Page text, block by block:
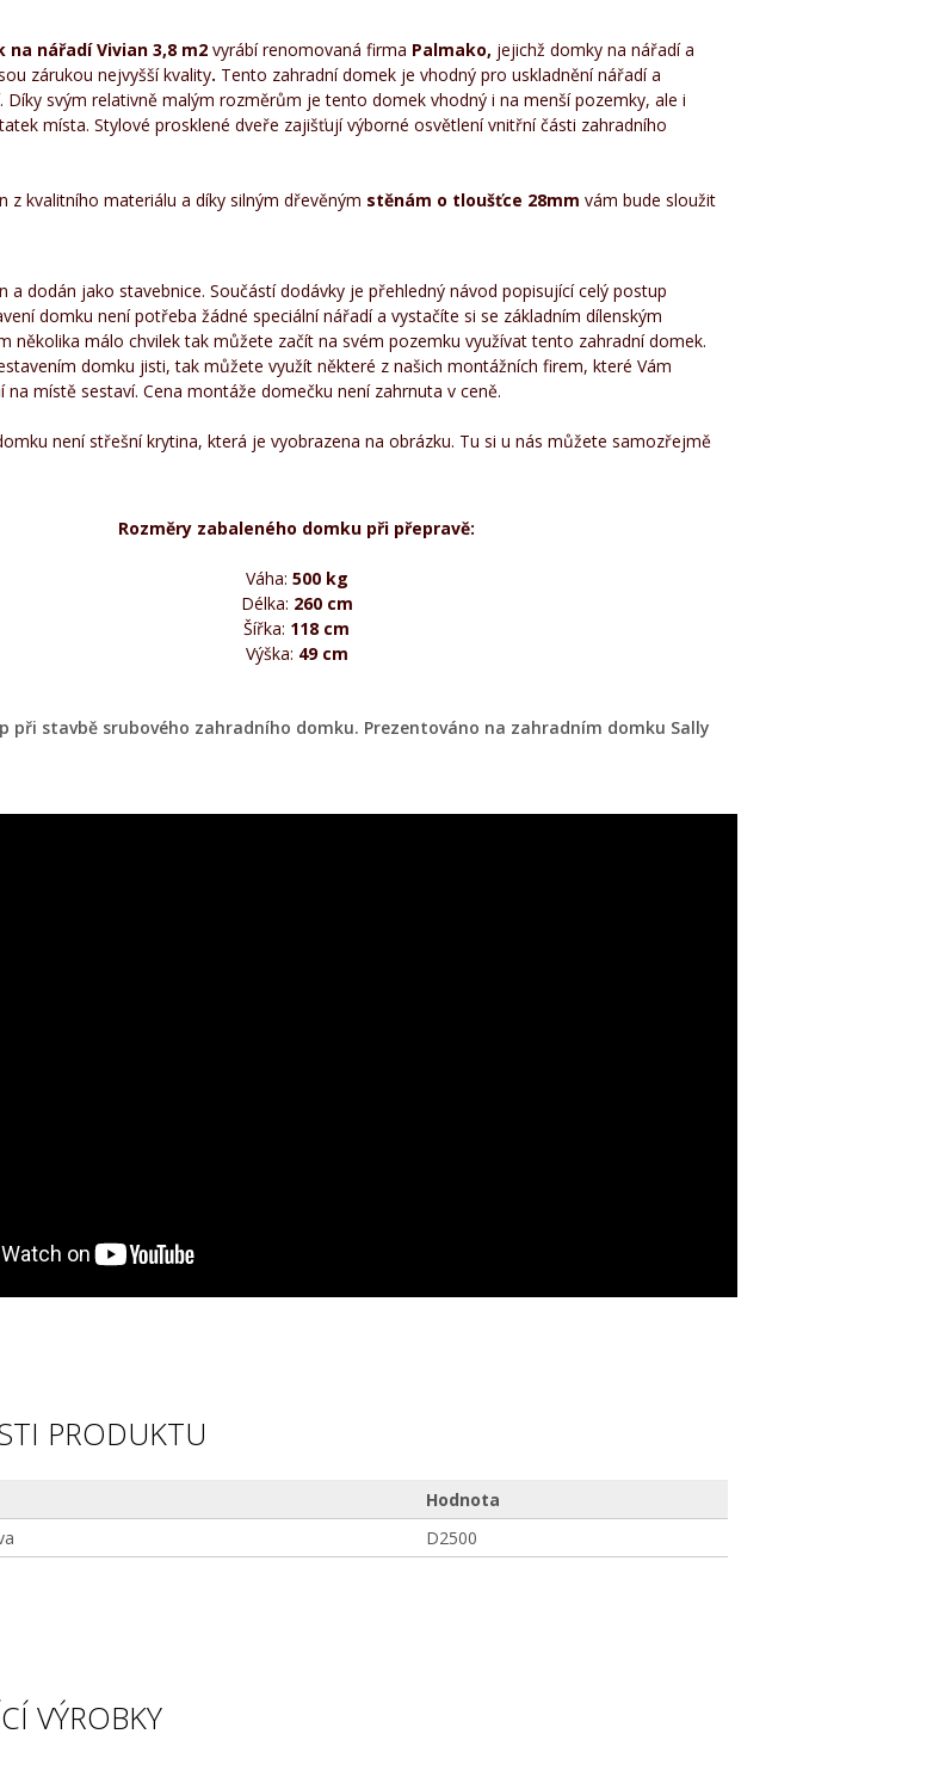
na nářadí Vivian 3,8 m2 vyrábí renomovaná firma Palmako, jejichž domky na nářadí a
zárukou nejvyšší kvality. Tento zahradní domek je vhodný pro uskladnění nářadí a
Díky svým relativně malým rozměrům je tento domek vhodný i na menší pozemky, ale i
místa. Stylové prosklené dveře zajišťují výborné osvětlení vnitřní části zahradního
z kvalitního materiálu a díky silným dřevěným stěnám o tloušťce 28mm vám bude sloužit
zvládnete!
a dodán jako stavebnice. Součástí dodávky je přehledný návod popisující celý postup
domku není potřeba žádné speciální nářadí a vystačíte si se základním dílenským
několika málo chvilek tak můžete začít na svém pozemku využívat tento zahradní domek.
domku jisti, tak můžete využít některé z našich montážních firem, které Vám
na místě sestaví. Cena montáže domečku není zahrnuta v ceně.
není střešní krytina, která je vyobrazena na obrázku. Tu si u nás můžete samozřejmě
Rozměry zabaleného domku při přepravě:
Váha: 500kg
Délka: 260 cm
Šířka: 118 cm
Výška: 49 cm
při stavbě srubového zahradního domku. Prezentováno na zahradním domku Sally
PRODUKTU
Hodnota
D2500
VÝROBKY